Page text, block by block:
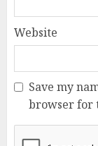
Website
Save my
browser for